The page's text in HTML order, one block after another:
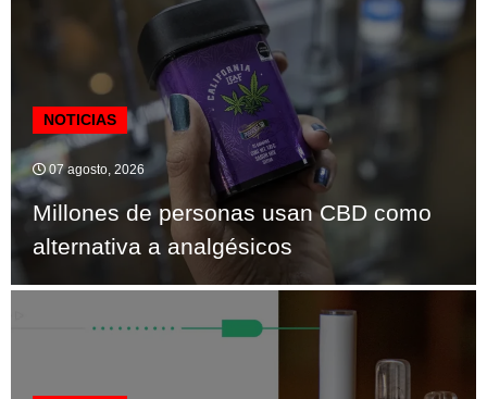
NOTICIAS
07 agosto, 2026
Millones de personas usan CBD como
alternativa a analgésicos